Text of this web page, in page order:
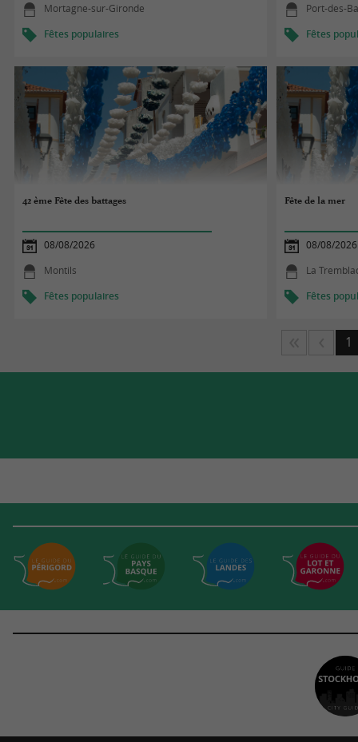
Mortagne-sur-Gironde
Fêtes populaires
Port-des-
Fêtes
42 ème Fête des battages
08/08/2026
Montils
Fêtes populaires
Fête de la mer
08/08/2026
La
Fêtes
1